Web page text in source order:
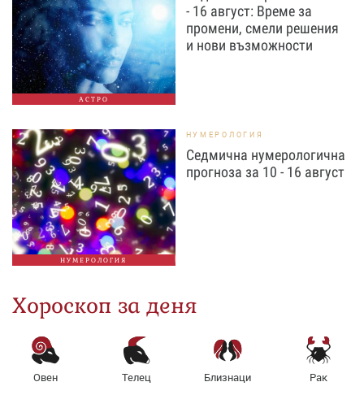
АСТРО
- 16 август: Време за
промени, смели решения
и нови възможности
НУМЕРОЛОГИЯ
НУМЕРОЛОГИЯ
Седмична нумерологична
прогноза за 10 - 16 август
Хороскоп за деня
Овен Телец Близнаци Рак